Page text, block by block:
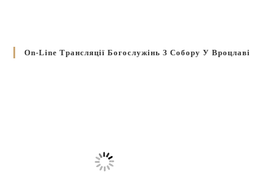
On-Line Трансляції Богослужінь З Собору У Вроцлаві